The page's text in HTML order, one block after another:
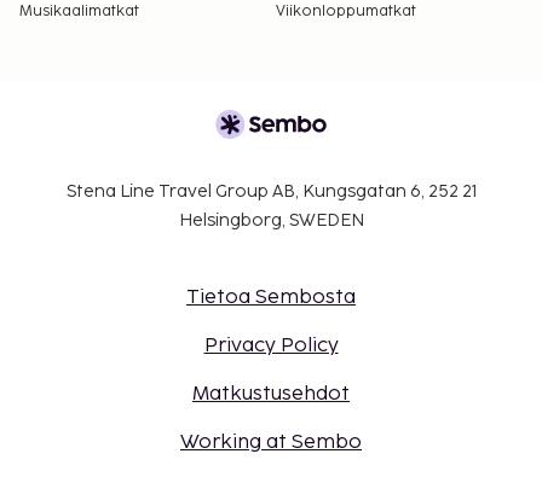
Musikaalimatkat
Viikonloppumatkat
Stena Line Travel Group AB, Kungsgatan 6, 252 21
Helsingborg, SWEDEN
Tietoa Sembosta
Privacy Policy
Matkustusehdot
Working at Sembo